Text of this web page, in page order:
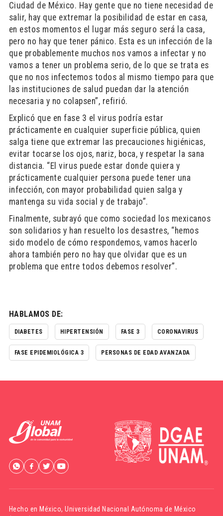
Ciudad de México. Hay gente que no tiene necesidad de
salir, hay que extremar la posibilidad de estar en casa,
en estos momentos el lugar más seguro será la casa,
pero no hay que tener pánico. Esta es un infección de la
que probablemente muchos nos vamos a infectar y no
vamos a tener un problema serio, de lo que se trata es
que no nos infectemos todos al mismo tiempo para que
las instituciones de salud puedan dar la atención
necesaria y no colapsen”, refirió.
Explicó que en fase 3 el virus podría estar
prácticamente en cualquier superficie pública, quien
salga tiene que extremar las precauciones higiénicas,
evitar tocarse los ojos, nariz, boca, y respetar la sana
distancia. “El virus puede estar donde quiera y
prácticamente cualquier persona puede tener una
infección, con mayor probabilidad quien salga y
mantenga su vida social y de trabajo”.
Finalmente, subrayó que como sociedad los mexicanos
son solidarios y han resuelto los desastres, “hemos
sido modelo de cómo respondemos, vamos hacerlo
ahora también pero no hay que olvidar que es un
problema que entre todos debemos resolver”.
HABLAMOS DE:
DIABETES HIPERTENSIÓN FASE 3 CORONAVIRUS
FASE EPIDEMIOLÓGICA 3 PERSONAS DE EDAD AVANZADA
Hecho en México,Universidad Nacional Autónoma de México